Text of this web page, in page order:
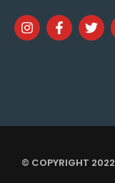
© COPYRIGHT